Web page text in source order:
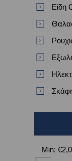
Είδη
Min: